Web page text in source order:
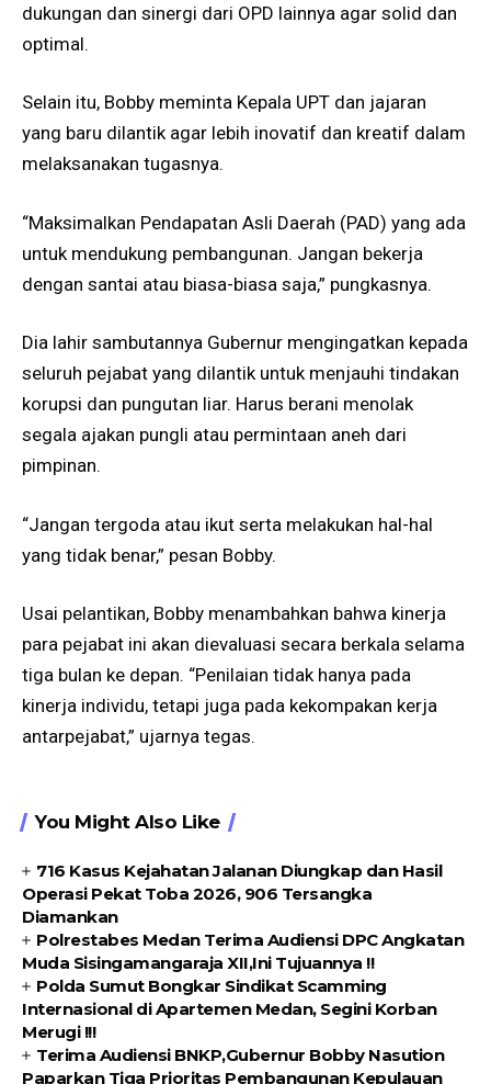
dukungan dan sinergi dari OPD lainnya agar solid dan
optimal.
Selain itu, Bobby meminta Kepala UPT dan jajaran
yang baru dilantik agar lebih inovatif dan kreatif dalam
melaksanakan tugasnya.
“Maksimalkan Pendapatan Asli Daerah (PAD) yang ada
untuk mendukung pembangunan. Jangan bekerja
dengan santai atau biasa-biasa saja,” pungkasnya.
Dia lahir sambutannya Gubernur mengingatkan kepada
seluruh pejabat yang dilantik untuk menjauhi tindakan
korupsi dan pungutan liar. Harus berani menolak
segala ajakan pungli atau permintaan aneh dari
pimpinan.
“Jangan tergoda atau ikut serta melakukan hal-hal
yang tidak benar,” pesan Bobby.
Usai pelantikan, Bobby menambahkan bahwa kinerja
para pejabat ini akan dievaluasi secara berkala selama
tiga bulan ke depan. “Penilaian tidak hanya pada
kinerja individu, tetapi juga pada kekompakan kerja
antarpejabat,” ujarnya tegas.
You Might Also Like
716 Kasus Kejahatan Jalanan Diungkap dan Hasil
Operasi Pekat Toba 2026, 906 Tersangka
Diamankan
Polrestabes Medan Terima Audiensi DPC Angkatan
Muda Sisingamangaraja XII,Ini Tujuannya !!
Polda Sumut Bongkar Sindikat Scamming
Internasional di Apartemen Medan, Segini Korban
Merugi !!!
Terima Audiensi BNKP,Gubernur Bobby Nasution
Paparkan Tiga Prioritas Pembangunan Kepulauan